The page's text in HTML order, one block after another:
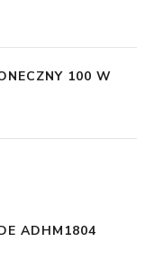
100 W
ADHM1804